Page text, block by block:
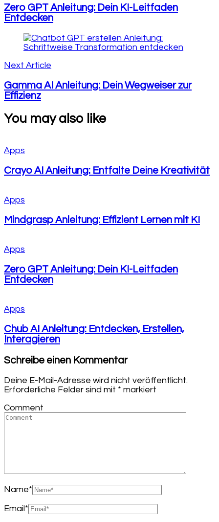
Zero GPT Anleitung: Dein KI-Leitfaden
Entdecken
Next Article
Gamma AI Anleitung: Dein Wegweiser zur
Effizienz
You may also like
Apps
Crayo AI Anleitung: Entfalte Deine Kreativität
Apps
Mindgrasp Anleitung: Effizient Lernen mit KI
Apps
Zero GPT Anleitung: Dein KI-Leitfaden
Entdecken
Apps
Chub AI Anleitung: Entdecken, Erstellen,
Interagieren
Schreibe einen Kommentar
Deine E-Mail-Adresse wird nicht veröffentlicht.
Erforderliche Felder sind mit * markiert
Comment
Name*
Email*